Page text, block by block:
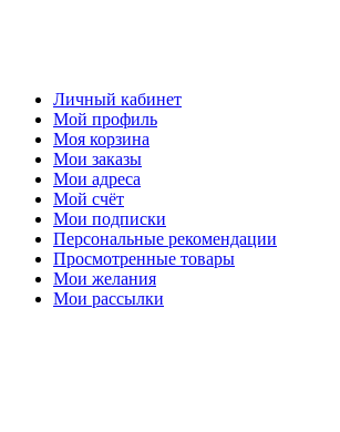
Личный кабинет
Мой профиль
Моя корзина
Мои заказы
Мои адреса
Мой счёт
Мои подписки
Персональные рекомендации
Просмотренные товары
Мои желания
Мои рассылки